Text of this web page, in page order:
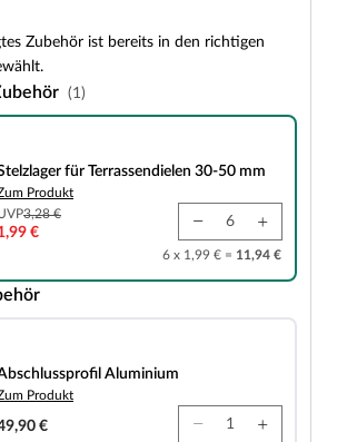
Zubehör ist bereits in den richtigen
(1)
30-50 mm
für Terrassendielen 30-50 mm
Produkt
3,28 €
€
6 x 1,99 € = 11,94 €
Aluminium
Produkt
€